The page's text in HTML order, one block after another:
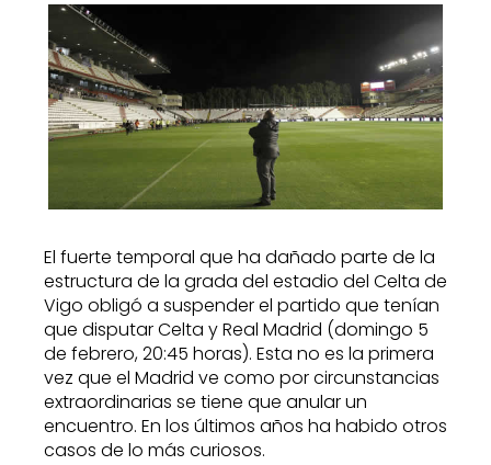
El fuerte temporal que ha dañado parte de la
estructura de la grada del estadio del Celta de
Vigo obligó a suspender el partido que tenían
que disputar Celta y Real Madrid (domingo 5
de febrero, 20:45 horas). Esta no es la primera
vez que el Madrid ve como por circunstancias
extraordinarias se tiene que anular un
encuentro. En los últimos años ha habido otros
casos de lo más curiosos.